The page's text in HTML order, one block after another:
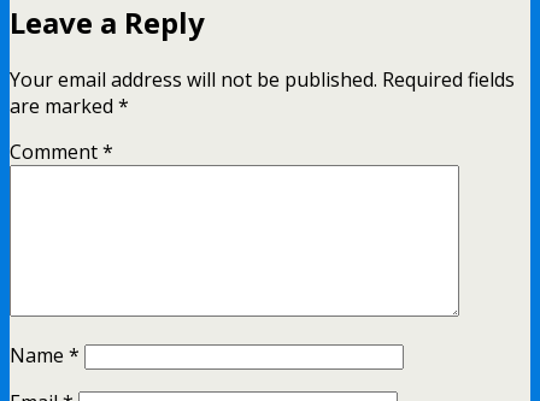
Leave a Reply
Your email address will not be published. Required fields
are marked *
Comment*
Name *